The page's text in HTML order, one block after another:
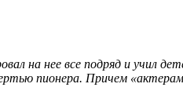
на нее все подряд и учил
пионера. Причем